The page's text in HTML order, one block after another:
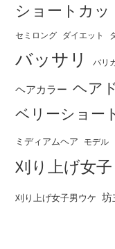
ショートカッ
セミロング ダイエット
バッサリ バリ
ヘアカラー ヘア
ベリーショー
ミディアムヘア モデル
刈り上げ女子
刈り上げ女子男ウケ 坊